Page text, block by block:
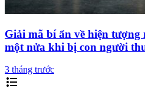
Giải mã bí ẩn về hiện tượng
một nửa khi bị con người
3 tháng trước
format_list_bulleted